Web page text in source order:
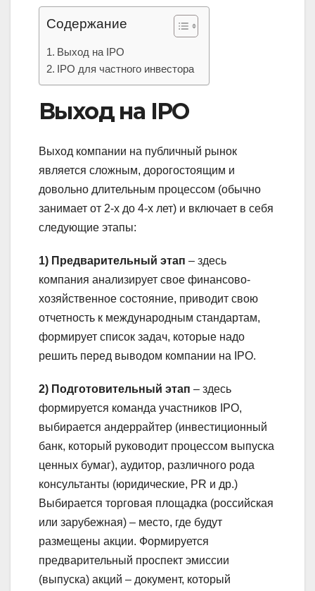
Содержание
Выход на IPO
IPO для частного инвестора
Выход на IPO
Выход компании на публичный рынок
является сложным, дорогостоящим и
довольно длительным процессом (обычно
занимает от 2-х до 4-х лет) и включает в себя
следующие этапы:
1) Предварительный этап – здесь
компания анализирует свое финансово-
хозяйственное состояние, приводит свою
отчетность к международным стандартам,
формирует список задач, которые надо
решить перед выводом компании на IPO.
2) Подготовительный этап – здесь
формируется команда участников IPO,
выбирается андеррайтер (инвестиционный
банк, который руководит процессом выпуска
ценных бумаг), аудитор, различного рода
консультанты (юридические, PR и др.)
Выбирается торговая площадка (российская
или зарубежная) – место, где будут
размещены акции. Формируется
предварительный проспект эмиссии
(выпуска) акций – документ, который